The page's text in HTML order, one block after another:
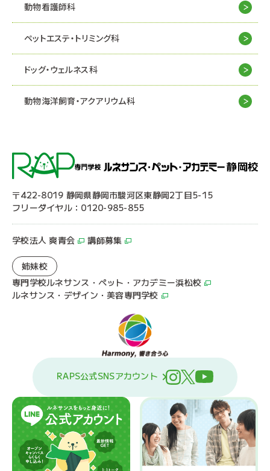
動物看護師科
ペットエステ・トリミング科
ドッグ・ウェルネス科
動物海洋飼育・アクアリウム科
〒422-8019 静岡県静岡市駿河区東静岡2丁目5-15
フリーダイヤル：0120-985-855
学校法人 爽青会 講師募集
姉妹校
専門学校ルネサンス・ペット・アカデミー浜松校
ルネサンス・デザイン・美容専門学校
RAPS公式SNSアカウント